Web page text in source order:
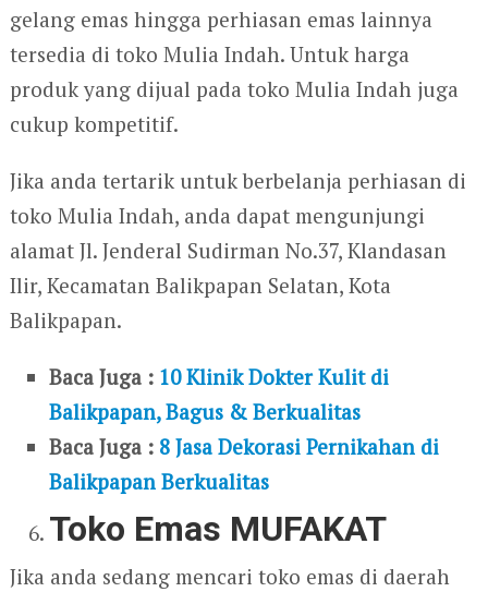
gelang emas hingga perhiasan emas lainnya
tersedia di toko Mulia Indah. Untuk harga
produk yang dijual pada toko Mulia Indah juga
cukup kompetitif.
Jika anda tertarik untuk berbelanja perhiasan di
toko Mulia Indah, anda dapat mengunjungi
alamat Jl. Jenderal Sudirman No.37, Klandasan
Ilir, Kecamatan Balikpapan Selatan, Kota
Balikpapan.
Baca Juga : 10 Klinik Dokter Kulit di
Balikpapan, Bagus & Berkualitas
Baca Juga : 8 Jasa Dekorasi Pernikahan di
Balikpapan Berkualitas
Toko Emas MUFAKAT
Jika anda sedang mencari toko emas di daerah